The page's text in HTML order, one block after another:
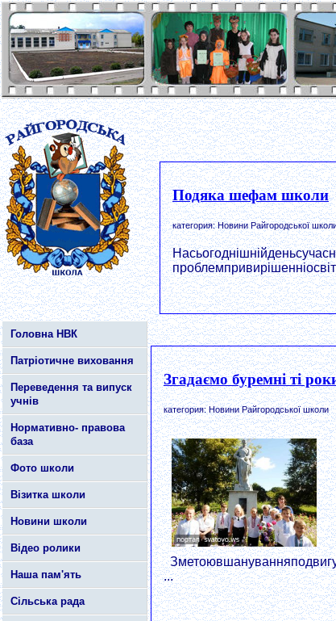
Головна НВК
Патріотичне виховання
Переведення та випуск
учнів
Нормативно- правова
база
Фото школи
Візитка школи
Новини школи
Відео ролики
Наша пам'ять
Сільська рада
Подяка шефам школи
категория: Новини Райгородської
Згадаємо буремні ті
категория: Новини Райгородської школи
...